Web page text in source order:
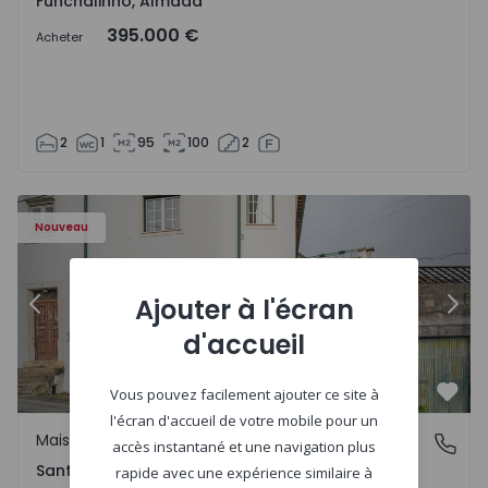
Acheter 395.000 €
2 1 95 100 2
Nouveau
Précédent
Santa Clara e Castelo Viegas, Coimbra
Maison Jumelée
Santa Clara e Castelo Viegas, Coimbra
Ajouter à l'écran
d'accueil
Vous pouvez facilement ajouter ce site à
l'écran d'accueil de votre mobile pour un
accès instantané et une navigation plus
rapide avec une expérience similaire à